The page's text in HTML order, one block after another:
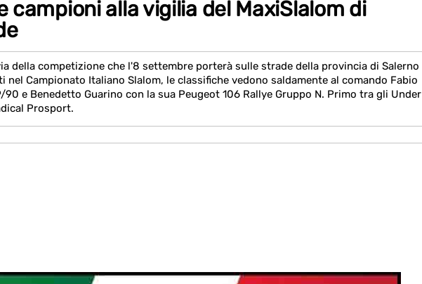
campioni alla vigilia del MaxiSlalom di
della competizione che l'8 settembre porterà sulle strade della provincia di Salerno
Campionato Italiano Slalom, le classifiche vedono saldamente al comando Fabio
90 e Benedetto Guarino con la sua Peugeot 106 Rallye Gruppo N. Primo tra gli Under
Prosport.